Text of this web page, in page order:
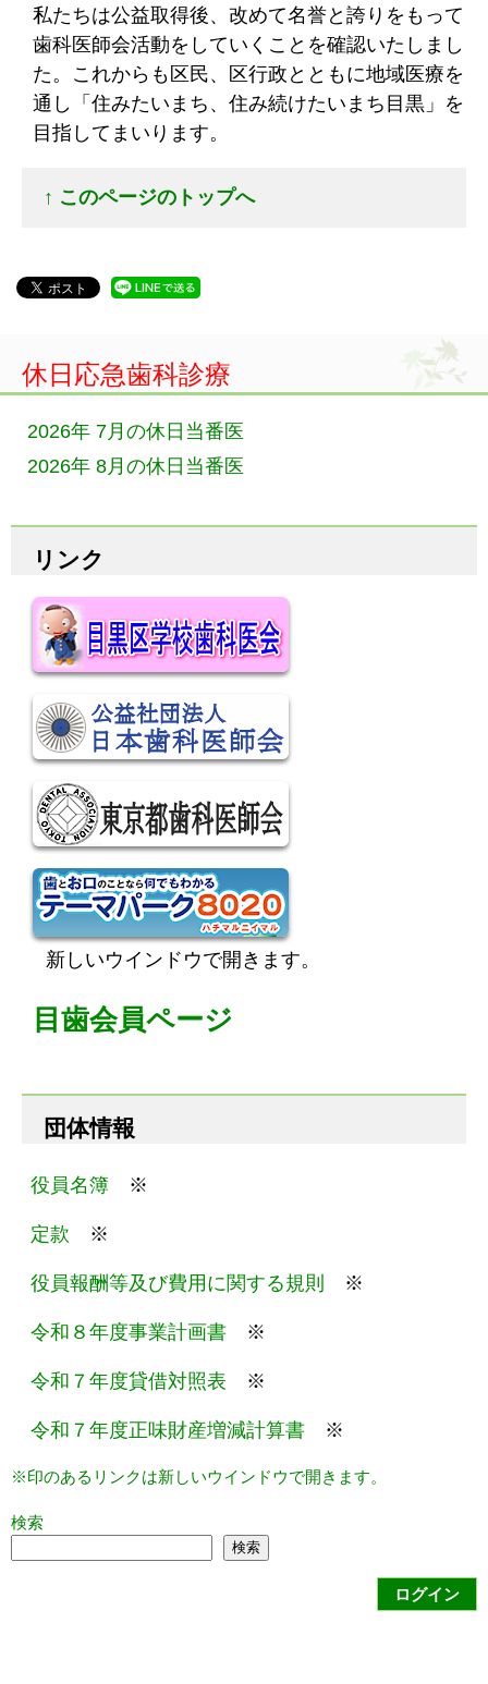
私たちは公益取得後、改めて名誉と誇りをもって
歯科医師会活動をしていくことを確認いたしまし
た。これからも区民、区行政とともに地域医療を
通し「住みたいまち、住み続けたいまち目黒」を
目指してまいります。
↑ このページのトップへ
休日応急歯科診療
2026年 7月の休日当番医
2026年 8月の休日当番医
リンク
新しいウインドウで開きます。
目歯会員ページ
団体情報
役員名簿 ※
定款 ※
役員報酬等及び費用に関する規則 ※
令和８年度事業計画書 ※
令和７年度貸借対照表 ※
令和７年度正味財産増減計算書 ※
※印のあるリンクは新しいウインドウで開きます。
検索
検索
ログイン